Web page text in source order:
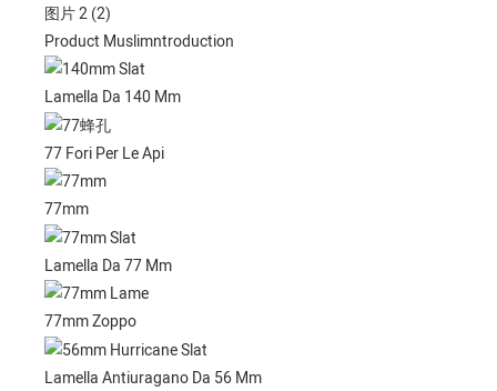
图片 2 (2)
Product Muslimntroduction
Lamella Da 140 Mm
77 Fori Per Le Api
77mm
Lamella Da 77 Mm
77mm Zoppo
Lamella Antiuragano Da 56 Mm